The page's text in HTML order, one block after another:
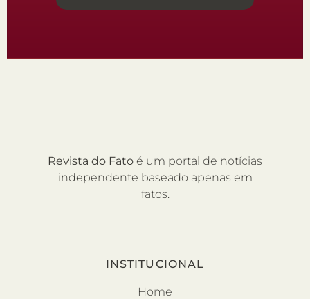
Revista do Fato é um portal de notícias
independente baseado apenas em
fatos.
INSTITUCIONAL
Home